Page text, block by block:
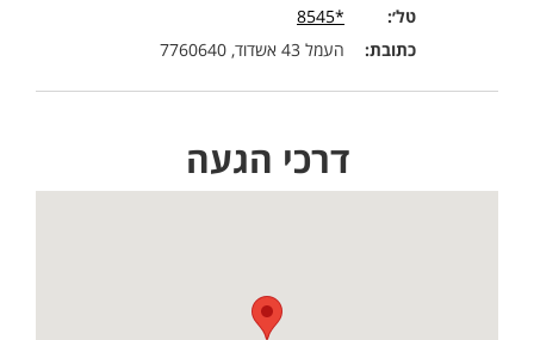
טל׳:
*8545
כתובת:
העמל 43 אשדוד, 7760640
דרכי הגעה